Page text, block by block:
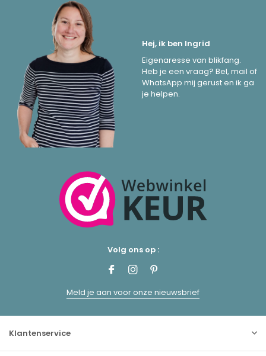
Hej, ik ben Ingrid
Eigenaresse van blikfang.
Heb je een vraag? Bel, mail of
WhatsApp mij gerust en ik ga
je helpen.
Volg ons op :
Meld je aan voor onze nieuwsbrief
Klantenservice